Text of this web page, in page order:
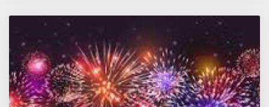
la
Cathédrale
de
Maguelone
samedi
à
17